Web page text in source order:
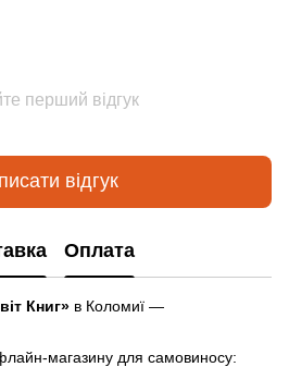
перший відгук
відгук
Оплата
Книг» в Коломиї —
магазину для самовиносу: